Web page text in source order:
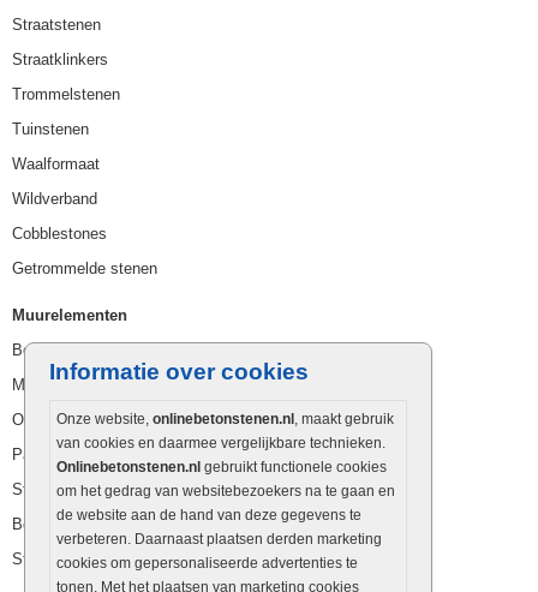
Informatie over cookies
Onze website, onlinebetonstenen.nl , maakt gebruik
van cookies en daarmee vergelijkbare technieken.
Onlinebetonstenen.nl gebruikt functionele cookies
om het gedrag van websitebezoekers na te gaan en
de website aan de hand van deze gegevens te
verbeteren. Daarnaast plaatsen derden marketing
cookies om gepersonaliseerde advertenties te
tonen. Met het plaatsen van marketing cookies
Straatstenen
Straatklinkers
Trommelstenen
Tuinstenen
Waalformaat
Wildverband
Cobblestones
Getrommelde stenen
Muurelementen
Betonbielzen
Muurstenen
Opsluitbanden
Palissaden
Stapelblokken
Betonblokken
Stapelstenen